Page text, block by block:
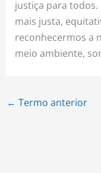
justiça para todos.
mais justa,
reconhecermos a
meio ambiente,
← Termo anterior